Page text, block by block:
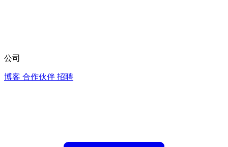
公司
博客 合作伙伴 招聘